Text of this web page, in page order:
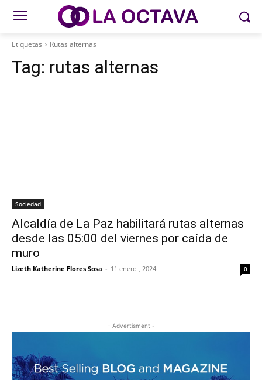
Etiquetas Rutas alternas
Tag: rutas alternas
Sociedad
Alcaldía de La Paz habilitará rutas alternas
desde las 05:00 del viernes por caída de
muro
Lizeth Katherine Flores Sosa - 11 enero , 2024 0
- Advertisment -